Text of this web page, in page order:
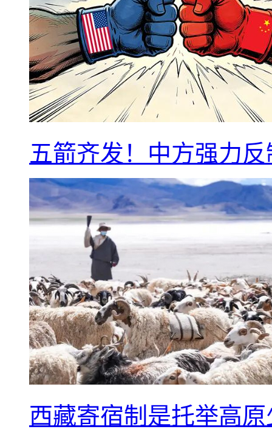
五箭齐发！中方强力
西藏寄宿制是托举高